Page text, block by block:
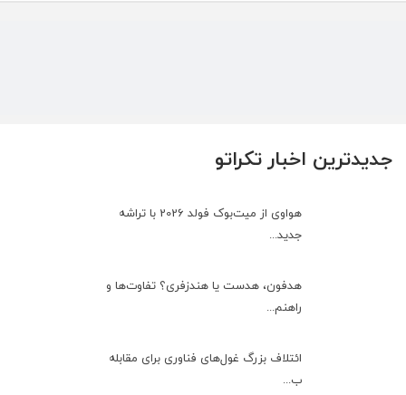
جدیدترین اخبار تکراتو
هواوی از میت‌بوک فولد 2026 با تراشه
جدید...
هدفون، هدست یا هندزفری؟ تفاوت‌ها و
راهنم...
ائتلاف بزرگ غول‌های فناوری برای مقابله
ب...